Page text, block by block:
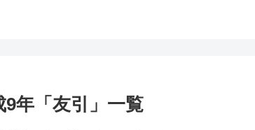
9年「友引」一覧